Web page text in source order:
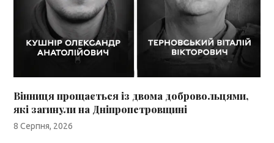
Вінниця прощається із двома добровольцями,
які загинули на Дніпропетровщині
8 Серпня, 2026